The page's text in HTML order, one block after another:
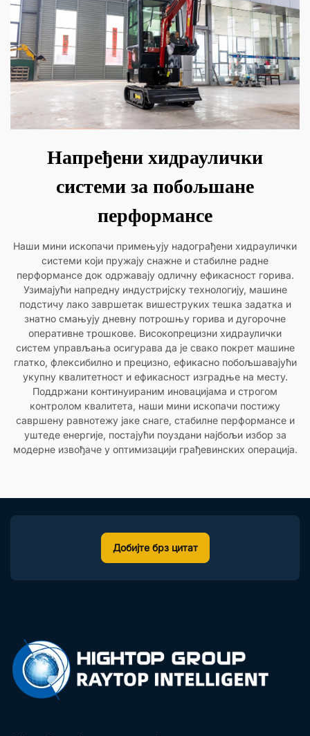
Напређени хидраулички
системи за побољшане
перформансе
Наши мини ископачи примењују надограђени хидраулички
системи који пружају снажне и стабилне радне
перформансе док одржавају одличну ефикасност горива.
Узимајући напредну индустријску технологију, машине
подстичу лако завршетак вишеструких тешка задатка и
знатно смањују дневну потрошњу горива и дугорочне
оперативне трошкове. Високопрецизни хидраулички
систем управљања осигурава да је свако покрет машине
глатко, флексибилно и прецизно, ефикасно побољшавајући
укупну квалитетност и ефикасност изградње на месту.
Поддржани континуираним иновацијама и строгом
контролом квалитета, наши мини ископачи постижу
савршену равнотежу јаке снаге, стабилне перформансе и
уштеде енергије, постајући поуздани најбољи избор за
модерне извођаче у оптимизацији грађевинских операција.
Добијте брз цитат